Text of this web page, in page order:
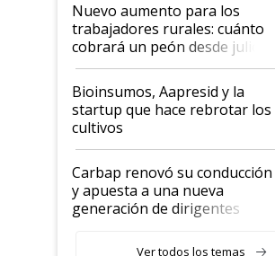
Nuevo aumento para los
trabajadores rurales: cuánto
cobrará un peón desde julio
Bioinsumos, Aapresid y la
startup que hace rebrotar los
cultivos
Carbap renovó su conducción
y apuesta a una nueva
generación de dirigentes
Ver todos los temas